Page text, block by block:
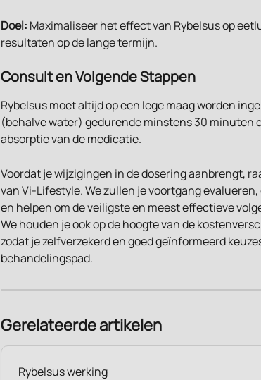
Doel: Maximaliseer het effect van Rybelsus op
resultaten op de lange termijn.
Consult en Volgende Stappen
Rybelsus moet altijd op een lege maag worden
(behalve water) gedurende minstens 30 minuten
absorptie van de medicatie.
Voordat je wijzigingen in de dosering aanbrengt,
van Vi-Lifestyle. We zullen je voortgang
en helpen om de veiligste en meest effectieve
We houden je ook op de hoogte van de
zodat je zelfverzekerd en goed geïnformeerd
behandelingspad.
Gerelateerde artikelen
Rybelsus werking